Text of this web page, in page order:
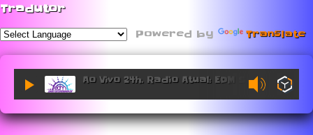
Tradutor
Powered by Translate
Ao Vivo 24h. Radio Atual: EDM Sessions.